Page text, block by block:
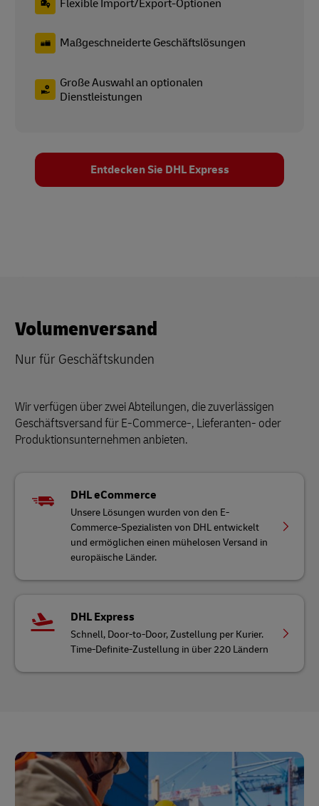
Flexible Import/Export-Optionen
Maßgeschneiderte Geschäftslösungen
Große Auswahl an optionalen
Dienstleistungen
Entdecken Sie DHL Express
Volumenversand
Nur für Geschäftskunden
Wir verfügen über zwei Abteilungen, die zuverlässigen
Geschäftsversand für E-Commerce-, Lieferanten- oder
Produktionsunternehmen anbieten.
DHL eCommerce
Unsere Lösungen wurden von den E-
Commerce-Spezialisten von DHL entwickelt
und ermöglichen einen mühelosen Versand in
europäische Länder.
DHL Express
Schnell, Door-to-Door, Zustellung per Kurier.
Time-Definite-Zustellung in über 220 Ländern